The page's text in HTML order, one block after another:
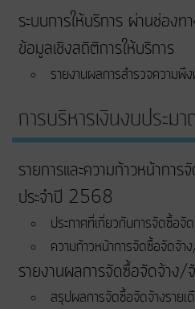
ระบบการให้บริการ ผ่านช่อง
ข้อมูลเชิงสถิติการให้บริการ
รายงานผลการสำรวจความพึ
การบริหารเงินงบประม
รายการและความก้าวหน้ากา
ประจำปี 2568
ประกาศที่เกี่ยวกับการจัดซื้อจั
ความก้าวหน้าการจัดซื้อจัดจ้
รายงานผลการจัดซื้อจัดจ้าง/
สรุปผลการจัดซื้อจัดจ้างรายเ